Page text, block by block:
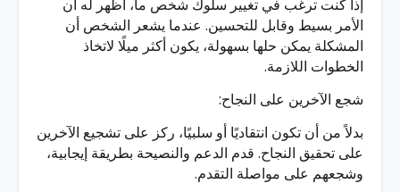
إذا كنت ترغب في تغيير سلوك شخص ما، أظهر له أن
الأمر بسيط وقابل للتحسين. عندما يشعر الشخص أن
المشكلة يمكن حلها بسهولة، يكون أكثر ميلًا لاتخاذ
الخطوات اللازمة.
شجع الآخرين على النجاح:
بدلاً من أن تكون انتقاديًا أو سلبيًا، ركز على تشجيع الآخرين
على تحقيق النجاح. قدم الدعم والنصيحة بطريقة إيجابية،
وشجعهم على مواصلة التقدم.